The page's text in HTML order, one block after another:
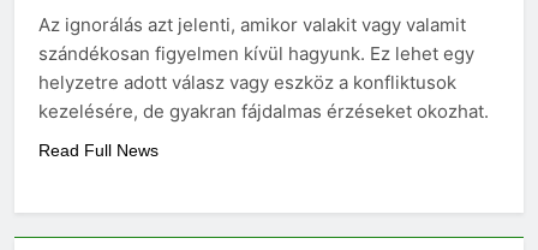
Az ignorálás azt jelenti, amikor valakit vagy valamit
szándékosan figyelmen kívül hagyunk. Ez lehet egy
helyzetre adott válasz vagy eszköz a konfliktusok
kezelésére, de gyakran fájdalmas érzéseket okozhat.
Read Full News